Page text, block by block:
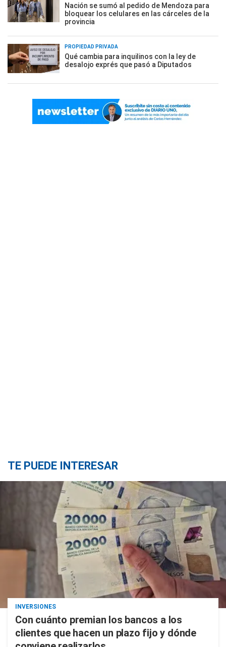
Nación se sumó al pedido de Mendoza para
bloquear los celulares en las cárceles de la
provincia
PROPIEDAD PRIVADA
Qué cambia para inquilinos con la ley de
desalojo exprés que pasó a Diputados
TE PUEDE INTERESAR
INVERSIONES
Con cuánto premian los bancos a los
clientes que hacen un plazo fijo y dónde